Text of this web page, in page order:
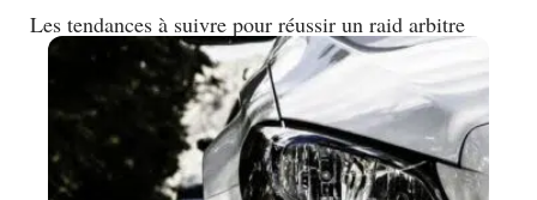
Les tendances à suivre pour réussir un raid arbitre